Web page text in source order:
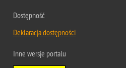
Dostępność
Deklaracja dostępności
Inne wersje portalu